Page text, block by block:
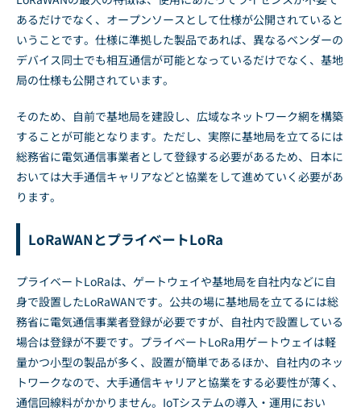
あるだけでなく、オープンソースとして仕様が公開されていると
いうことです。仕様に準拠した製品であれば、異なるベンダーの
デバイス同士でも相互通信が可能となっているだけでなく、基地
局の仕様も公開されています。
そのため、自前で基地局を建設し、広域なネットワーク網を構築
することが可能となります。ただし、実際に基地局を立てるには
総務省に電気通信事業者として登録する必要があるため、日本に
おいては大手通信キャリアなどと協業をして進めていく必要があ
ります。
LoRaWANとプライベートLoRa
プライベートLoRaは、ゲートウェイや基地局を自社内などに自
身で設置したLoRaWANです。公共の場に基地局を立てるには総
務省に電気通信事業者登録が必要ですが、自社内で設置している
場合は登録が不要です。プライベートLoRa用ゲートウェイは軽
量かつ小型の製品が多く、設置が簡単であるほか、自社内のネッ
トワークなので、大手通信キャリアと協業をする必要性が薄く、
通信回線料がかかりません。IoTシステムの導入・運用におい